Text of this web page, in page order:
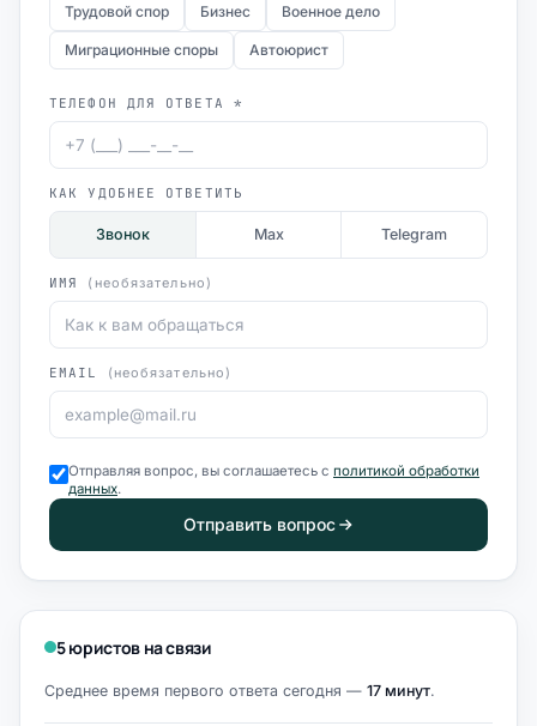
Трудовой спор Бизнес Военное дело
Миграционные споры Автоюрист
ТЕЛЕФОН ДЛЯ ОТВЕТА *
КАК УДОБНЕЕ ОТВЕТИТЬ
Звонок Max Telegram
ИМЯ (необязательно)
EMAIL (необязательно)
Отправляя вопрос, вы соглашаетесь с политикой обработки
данных.
Отправить вопрос
5 юристов на связи
Среднее время первого ответа сегодня — 17 минут.